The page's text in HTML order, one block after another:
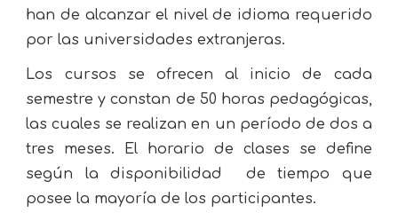
han de alcanzar el nivel de idioma requerido
por las universidades extranjeras.
Los cursos se ofrecen al inicio de cada
semestre y constan de 50 horas pedagógicas,
las cuales se realizan en un período de dos a
tres meses. El horario de clases se define
según la disponibilidad de tiempo que
posee la mayoría de los participantes.